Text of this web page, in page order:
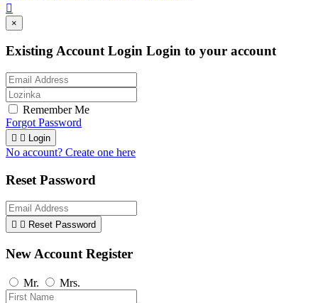

×
Existing Account Login Login to your account
Remember Me
Forgot Password
  Login
No account? Create one here
Reset Password
  Reset Password
New Account Register
Mr. Mrs.